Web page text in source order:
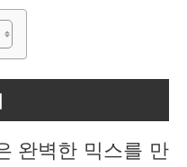
완벽한 믹스를 만